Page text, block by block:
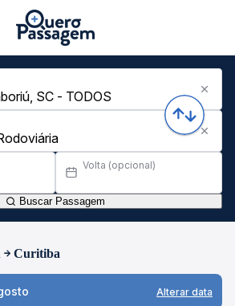
Volta (opcional)
Buscar Passagem
Curitiba
Alterar data